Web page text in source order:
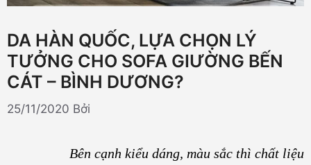
DA HÀN QUỐC, LỰA CHỌN LÝ
TƯỞNG CHO SOFA GIƯỜNG BẾN
CÁT – BÌNH DƯƠNG?
25/11/2020 Bởi
Bên cạnh kiểu dáng, màu sắc thì chất liệu